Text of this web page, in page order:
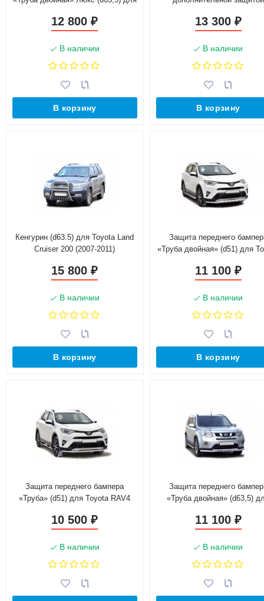
2011)(Окрашенное)
12 800₽
В наличии
В корзину
Cruiser 200 (2012-2015)
13 300 ₽
В наличии
В корзину
Кенгурин (d63.5) для Toyota Land
Cruiser 200 (2007-2011)
15 800₽
В наличии
В корзину
Защита переднего
«Труба двойная» (d51) для
(Окрашенное)
11 100 ₽
В наличии
В корзину
Защита переднего бампера
«Труба» (d51) для Toyota RAV4
(Окрашенное)
10 500₽
В наличии
Защита переднего
«Труба двойная» (d63,5)
(Окрашенное)
11 100 ₽
В наличии